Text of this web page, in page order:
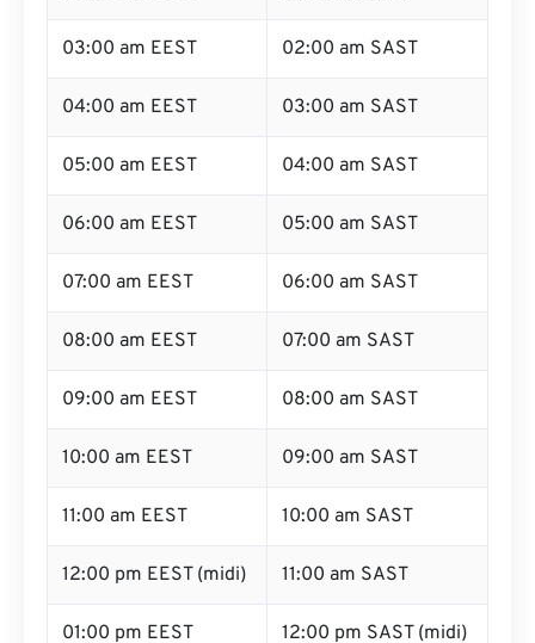
03:00 am EEST 02:00 am SAST
04:00 am EEST 03:00 am SAST
05:00 am EEST 04:00 am SAST
06:00 am EEST 05:00 am SAST
07:00 am EEST 06:00 am SAST
08:00 am EEST 07:00 am SAST
09:00 am EEST 08:00 am SAST
10:00 am EEST 09:00 am SAST
11:00 am EEST 10:00 am SAST
12:00 pm EEST (midi) 11:00 am SAST
01:00 pm EEST 12:00 pm SAST (midi)